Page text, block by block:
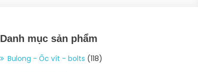
Danh mục sản phẩm
Bulong - Ốc vít - bolts (118)